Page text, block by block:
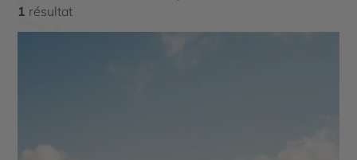
1 résultat